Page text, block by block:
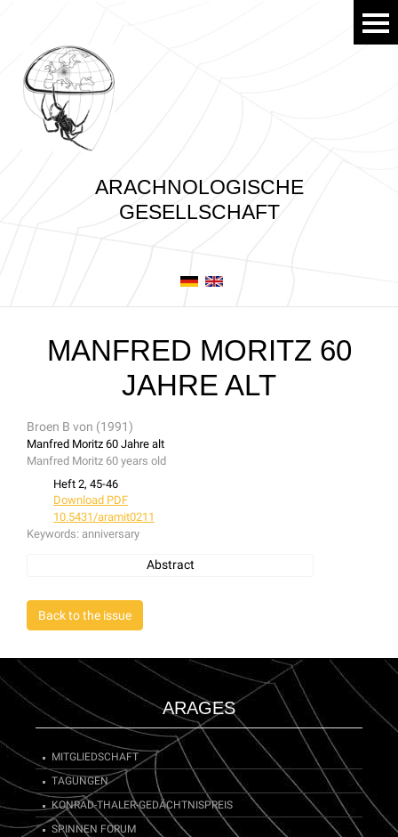
ARACHNOLOGISCHE
GESELLSCHAFT
MANFRED MORITZ 60
JAHRE ALT
Broen B von (1991)
Manfred Moritz 60 Jahre alt
Manfred Moritz 60 years old
Heft 2, 45-46
Download PDF
10.5431/aramit0211
Keywords: anniversary
Abstract
Back to the issue
ARAGES
MITGLIEDSCHAFT
TAGUNGEN
KONRAD-THALER-GEDÄCHTNISPREIS
SPINNEN FORUM